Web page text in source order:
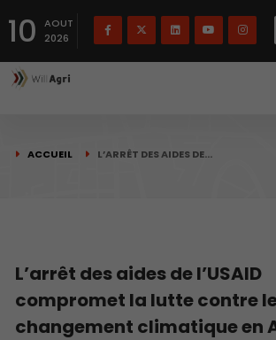
10
AOUT
2026
ACCUEIL L’ARRÊT DES AIDES DE…
L’arrêt des aides de l’USAID
compromet la lutte contre
changement climatique en
Français English(